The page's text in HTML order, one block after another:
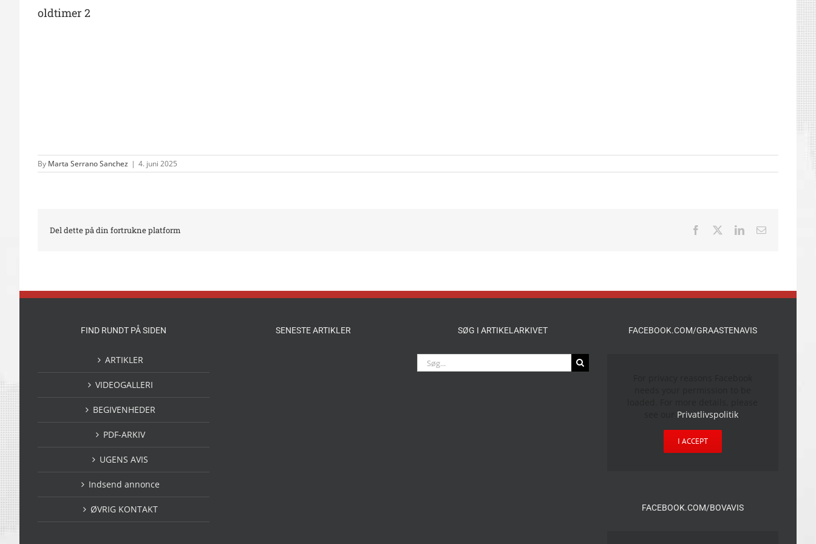
oldtimer 2
By Marta Serrano Sanchez | 4. juni 2025
Del dette på din fortrukne platform Facebook LinkedIn
E-
FIND RUNDT PÅ SIDEN
ARTIKLER
VIDEOGALLERI
BEGIVENHEDER
PDF-ARKIV
UGENS AVIS
Indsend annonce
ØVRIG KONTAKT
SENESTE ARTIKLER SØG I ARTIKELARKIVET
Søg
efter:
FACEBOOK.COM/GRAASTENAVIS
Privatlivspolitik
I ACCEPT
FACEBOOK.COM/BOVAVIS